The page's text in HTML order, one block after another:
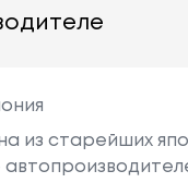
из старейших